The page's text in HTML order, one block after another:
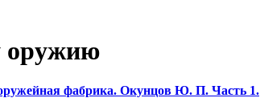
оружию
фабрика. Окунцов Ю. П. Часть 1.